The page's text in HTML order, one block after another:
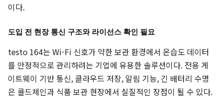
이다.
도입 전 현장 통신 구조와 라이선스 확인 필요
testo 164는 Wi-Fi 신호가 약한 보관 환경에서 온습도 데이터
를 안정적으로 관리하려는 기업에 유용한 솔루션이다. 전용 게
이트웨이 기반 통신, 클라우드 저장, 알림 기능, 긴 배터리 수명
은 콜드체인과 식품 보관 현장에서 실질적인 장점이 될 수 있다.